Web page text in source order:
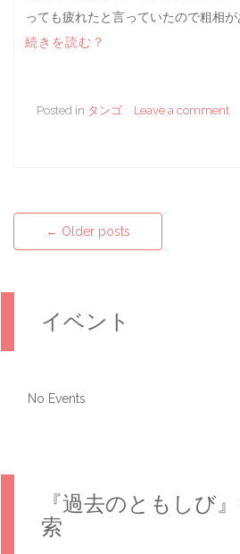
っても疲れたと言っていたので粗相が
続きを読む？
Posted in タンゴ Leave a comment
Posts navigation
← Older posts
イベント
No Events
『過去のともしび
索